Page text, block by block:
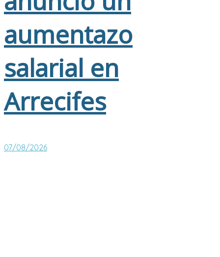
aumentazo
salarial en
Arrecifes
07/08/2026